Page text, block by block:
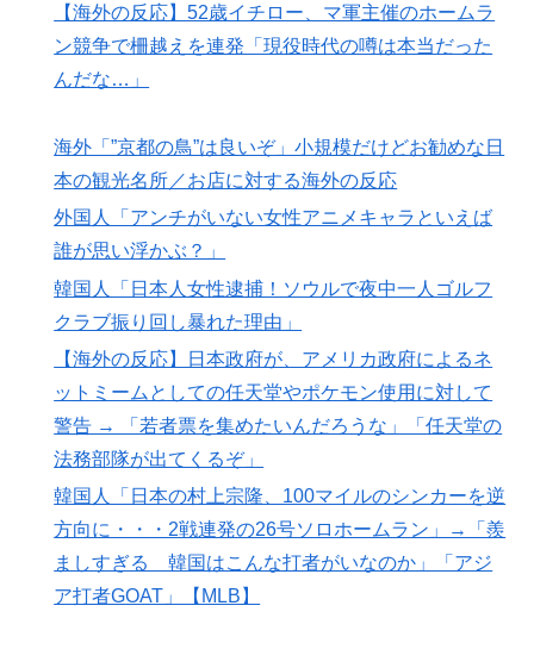
な…」
▶ 韓国人「織田信長の安土城の復元図と建築技術の高さに
韓国人が衝撃！」→「当時の技術力に言葉を失う‥」
クサーマイク・タイソンにパンチを食らうｗｗ
▶ 外国人「アンチがいない女性アニメキャラといえば誰が
思い浮かぶ？」
▶ 【海外の反応】“新タナスコ”のディアスが地雷すぎる件
「大谷と山本だけしかまともな契約がない…」
【海外の反応】52歳イチロー、マ軍主催のホームラ
ン競争で柵越えを連発「現役時代の噂は本当だった
んだな…」
海外「”京都の鳥”は良いぞ」小規模だけどお勧めな日
本の観光名所／お店に対する海外の反応
外国人「アンチがいない女性アニメキャラといえば
誰が思い浮かぶ？」
韓国人「日本人女性逮捕！ソウルで夜中一人ゴルフ
クラブ振り回し暴れた理由」
【海外の反応】日本政府が、アメリカ政府によるネ
ットミームとしての任天堂やポケモン使用に対して
警告 → 「若者票を集めたいんだろうな」「任天堂の
法務部隊が出てくるぞ」
韓国人「日本の村上宗隆、100マイルのシンカーを逆
方向に・・・2戦連発の26号ソロホームラン」→「羨
ましすぎる 韓国はこんな打者がいなのか」「アジ
ア打者GOAT」【MLB】